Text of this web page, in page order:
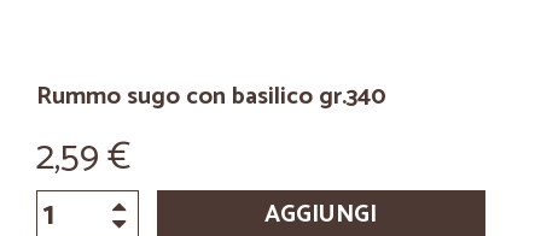
Rummo sugo con basilico gr.340
2,59 €
AGGIUNGI